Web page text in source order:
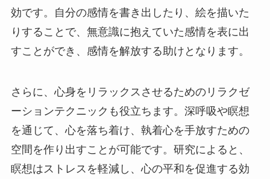
効です。自分の感情を書き出したり、絵を描いた
りすることで、無意識に抱えていた感情を表に出
すことができ、感情を解放する助けとなります。
さらに、心身をリラックスさせるためのリラクゼ
ーションテクニックも役立ちます。深呼吸や瞑想
を通じて、心を落ち着け、執着心を手放すための
空間を作り出すことが可能です。研究によると、
瞑想はストレスを軽減し、心の平和を促進する効